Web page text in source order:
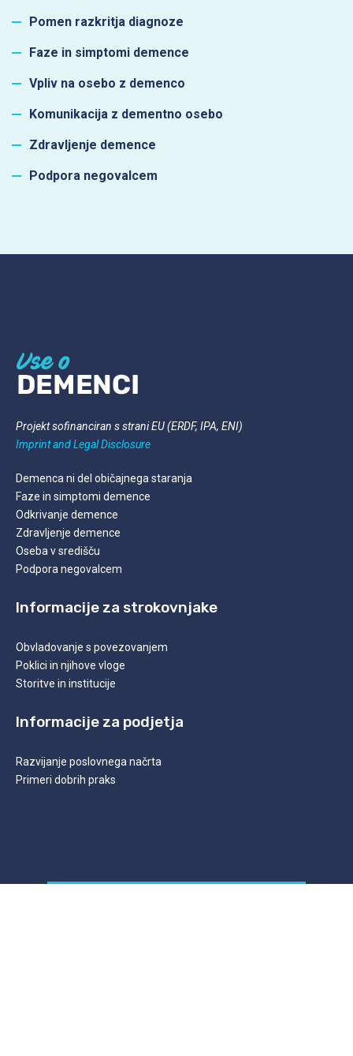
Pomen razkritja diagnoze
Faze in simptomi demence
Vpliv na osebo z demenco
Komunikacija z dementno osebo
Zdravljenje demence
Podpora negovalcem
Projekt sofinanciran s strani EU (ERDF, IPA, ENI)
Imprint and LegalDisclosure
Demenca ni del običajnega staranja
Faze in simptomi demence
Odkrivanje demence
Zdravljenje demence
Oseba v središču
Podpora negovalcem
Informacije za strokovnjake
Obvladovanje s povezovanjem
Poklici in njihove vloge
Storitve in institucije
Informacije za podjetja
Razvijanje poslovnega načrta
Primeri dobrih praks